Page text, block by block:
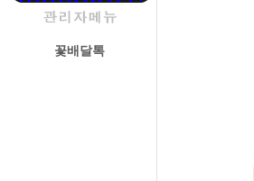
꽃배달톡